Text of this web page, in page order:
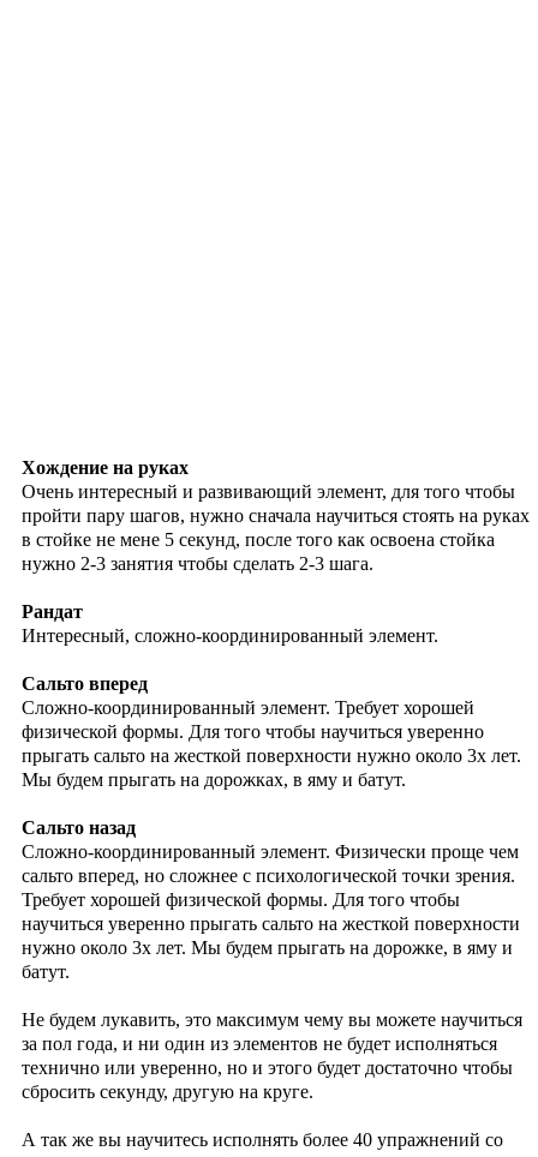
Хождение на руках
Очень интересный и развивающий элемент, для того чтобы
пройти пару шагов, нужно сначала научиться стоять на руках
в стойке не мене 5 секунд, после того как освоена стойка
нужно 2-3 занятия чтобы сделать 2-3 шага.
Рандат
Интересный, сложно-координированный элемент.
Сальто вперед
Сложно-координированный элемент. Требует хорошей
физической формы. Для того чтобы научиться уверенно
прыгать сальто на жесткой поверхности нужно около 3х лет.
Мы будем прыгать на дорожках, в яму и батут.
Сальто назад
Сложно-координированный элемент. Физически проще чем
сальто вперед, но сложнее с психологической точки зрения.
Требует хорошей физической формы. Для того чтобы
научиться уверенно прыгать сальто на жесткой поверхности
нужно около 3х лет. Мы будем прыгать на дорожке, в яму и
батут.
Не будем лукавить, это максимум чему вы можете научиться
за пол года, и ни один из элементов не будет исполняться
технично или уверенно, но и этого будет достаточно чтобы
сбросить секунду, другую на круге.
А так же вы научитесь исполнять более 40 упражнений со